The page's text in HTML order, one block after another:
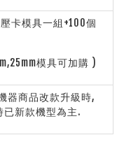
卡模具一組+100個
模具可加購 )
器商品改款升級時,
已新款機型為主.